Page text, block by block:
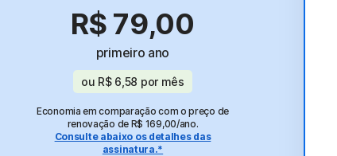
R$ 79,00
primeiro ano
ou R$ 6,58 por mês
Economia em comparação com o preço de
renovação de R$ 169,00/ano.
Consulte abaixo os detalhes das
assinatura.*